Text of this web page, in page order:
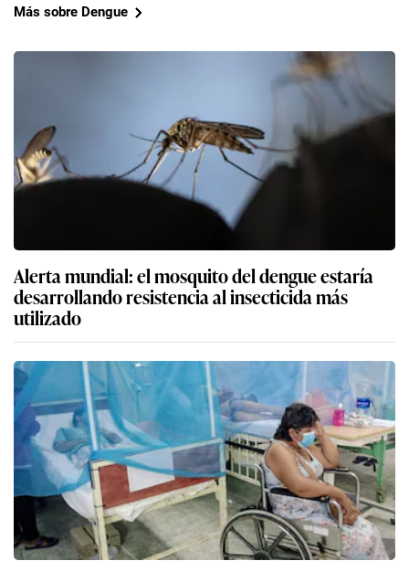
Más sobre Dengue
Alerta mundial: el mosquito del dengue estaría
desarrollando resistencia al insecticida más
utilizado